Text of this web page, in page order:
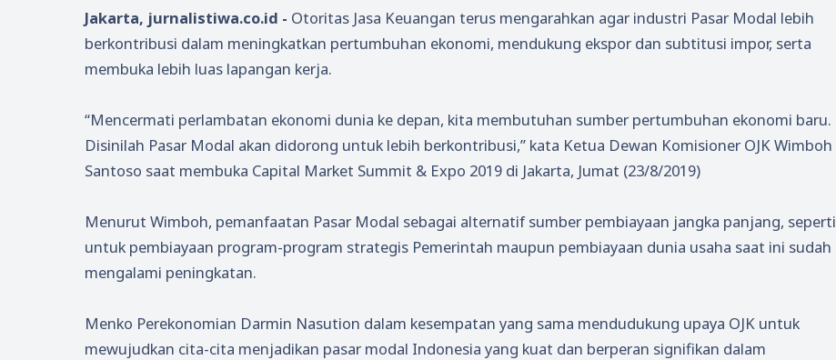
Jakarta, jurnalistiwa.co.id - Otoritas Jasa Keuangan terus mengarahkan agar industri Pasar Modal lebih
berkontribusi dalam meningkatkan pertumbuhan ekonomi, mendukung ekspor dan subtitusi impor, serta
membuka lebih luas lapangan kerja.
“Mencermati perlambatan ekonomi dunia ke depan, kita membutuhan sumber pertumbuhan ekonomi baru.
Disinilah Pasar Modal akan didorong untuk lebih berkontribusi,” kata Ketua Dewan Komisioner OJK Wimboh
Santoso saat membuka Capital Market Summit & Expo 2019 di Jakarta, Jumat (23/8/2019)
Menurut Wimboh, pemanfaatan Pasar Modal sebagai alternatif sumber pembiayaan jangka panjang, seperti
untuk pembiayaan program-program strategis Pemerintah maupun pembiayaan dunia usaha saat ini sudah
mengalami peningkatan.
Menko Perekonomian Darmin Nasution dalam kesempatan yang sama mendudukung upaya OJK untuk
mewujudkan cita-cita menjadikan pasar modal Indonesia yang kuat dan berperan signifikan dalam